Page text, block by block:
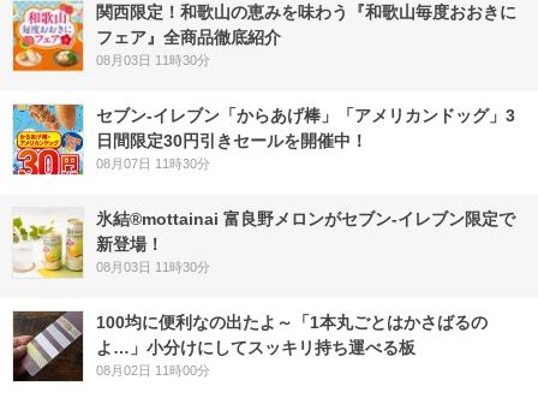
関西限定！和歌山の恵みを味わう『和歌山毎度おおきに
フェア』全商品徹底紹介
08月03日 11時30分
セブン‐イレブン「からあげ棒」「アメリカンドッグ」3
日間限定30円引きセールを開催中！
08月07日 11時30分
氷結®mottainai 富良野メロンがセブン‐イレブン限定で
新登場！
08月03日 11時30分
100均に便利なの出たよ～「1本丸ごとはかさばるの
よ…」小分けにしてスッキリ持ち運べる板
08月02日 11時00分